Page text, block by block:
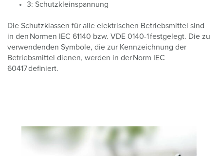
3: Schutzkleinspannung
Die Schutzklassen für alle elektrischen Betriebsmittel sind
in den Normen IEC 61140 bzw. VDE 0140-1 festgelegt. Die zu
verwendenden Symbole, die zur Kennzeichnung der
Betriebsmittel dienen, werden in der Norm IEC
60417 definiert.